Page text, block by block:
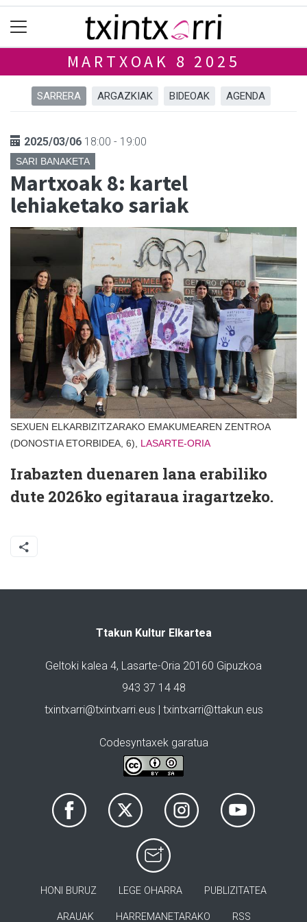
MARTXOAK 8 2025
SARRERA ARGAZKIAK BIDEOAK AGENDA
2025/03/06 18:00 - 19:00
SARI BANAKETA
Martxoak 8: kartel
lehiaketako sariak
SEXUEN ELKARBIZITZARAKO EMAKUMEAREN ZENTROA
(DONOSTIA ETORBIDEA, 6), LASARTE-ORIA
Irabazten duenaren lana erabiliko
dute 2026ko egitaraua iragartzeko.
Ttakun Kultur Elkartea
Geltoki kalea 4, Lasarte-Oria 20160 Gipuzkoa
943 37 14 48
txintxarri@txintxarri.eus | txintxarri@ttakun.eus
Codesyntaxek garatua
HONI BURUZ LEGE OHARRA PUBLIZITATEA
ARAUAK HARREMANETARAKO RSS